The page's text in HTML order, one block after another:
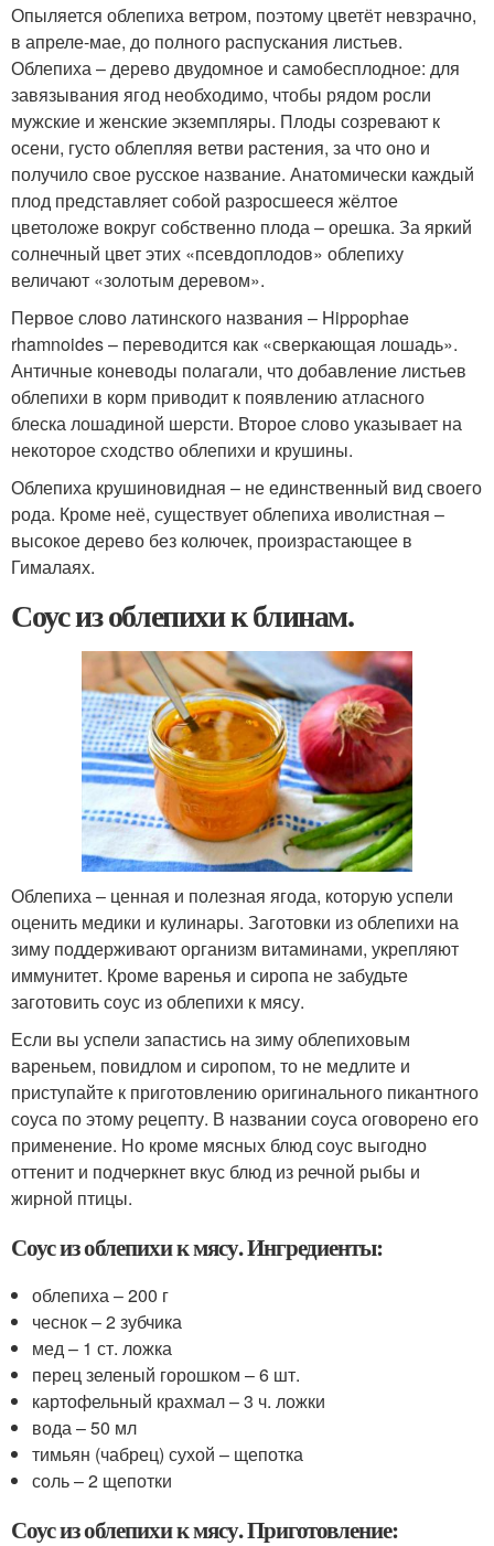
Опыляется облепиха ветром, поэтому цветёт невзрачно,
в апреле-мае, до полного распускания листьев.
Облепиха – дерево двудомное и самобесплодное: для
завязывания ягод необходимо, чтобы рядом росли
мужские и женские экземпляры. Плоды созревают к
осени, густо облепляя ветви растения, за что оно и
получило свое русское название. Анатомически каждый
плод представляет собой разросшееся жёлтое
цветоложе вокруг собственно плода – орешка. За яркий
солнечный цвет этих «псевдоплодов» облепиху
величают «золотым деревом».
Первое слово латинского названия – Hippophae
rhamnoides – переводится как «сверкающая лошадь».
Античные коневоды полагали, что добавление листьев
облепихи в корм приводит к появлению атласного
блеска лошадиной шерсти. Второе слово указывает на
некоторое сходство облепихи и крушины.
Облепиха крушиновидная – не единственный вид своего
рода. Кроме неё, существует облепиха иволистная –
высокое дерево без колючек, произрастающее в
Гималаях.
Соус из облепихи к блинам.
Облепиха – ценная и полезная ягода, которую успели
оценить медики и кулинары. Заготовки из облепихи на
зиму поддерживают организм витаминами, укрепляют
иммунитет. Кроме варенья и сиропа не забудьте
заготовить соус из облепихи к мясу.
Если вы успели запастись на зиму облепиховым
вареньем, повидлом и сиропом, то не медлите и
приступайте к приготовлению оригинального пикантного
соуса по этому рецепту. В названии соуса оговорено его
применение. Но кроме мясных блюд соус выгодно
оттенит и подчеркнет вкус блюд из речной рыбы и
жирной птицы.
Соус из облепихи к мясу. Ингредиенты:
облепиха – 200 г
чеснок – 2 зубчика
мед – 1 ст. ложка
перец зеленый горошком – 6 шт.
картофельный крахмал – 3 ч. ложки
вода – 50 мл
тимьян (чабрец) сухой – щепотка
соль – 2 щепотки
Соус из облепихи к мясу. Приготовление: